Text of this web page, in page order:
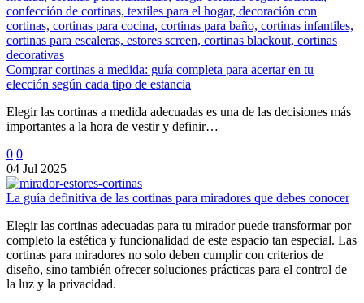
Comprar cortinas a medida: guía completa para acertar en tu
elección según cada tipo de estancia
Elegir las cortinas a medida adecuadas es una de las decisiones más
importantes a la hora de vestir y definir…
0 0
04 Jul 2025
La guía definitiva de las cortinas para miradores que debes conocer
Elegir las cortinas adecuadas para tu mirador puede transformar por
completo la estética y funcionalidad de este espacio tan especial. Las
cortinas para miradores no solo deben cumplir con criterios de
diseño, sino también ofrecer soluciones prácticas para el control de
la luz y la privacidad.